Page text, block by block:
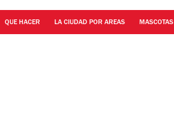
QUE HACER LA CIUDAD POR AREAS MASCOTAS